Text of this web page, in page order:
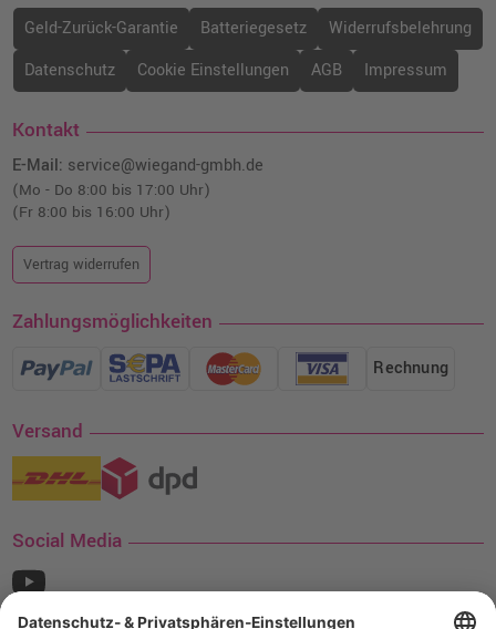
Geld-Zurück-Garantie Batteriegesetz
Widerrufsbelehrung
Datenschutz
Cookie Einstellungen AGB Impressum
Kontakt
E-Mail: service@wiegand-gmbh.de
(Mo - Do 8:00 bis 17:00 Uhr)
(Fr 8:00 bis 16:00 Uhr)
Vertrag widerrufen
Zahlungsmöglichkeiten
Rechnung
Versand
Social Media